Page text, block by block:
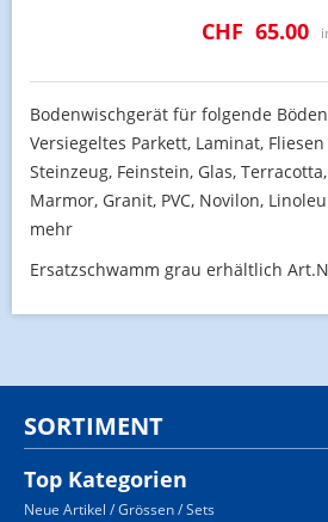
CHF 65.00
Bodenwischgerät für folgende
Versiegeltes Parkett, Laminat,
Steinzeug, Feinstein, Glas,
Marmor, Granit, PVC, Novilon,
mehr
Ersatzschwamm grau erhältlich
SORTIMENT
Top Kategorien
Neue Artikel / Grössen / Sets